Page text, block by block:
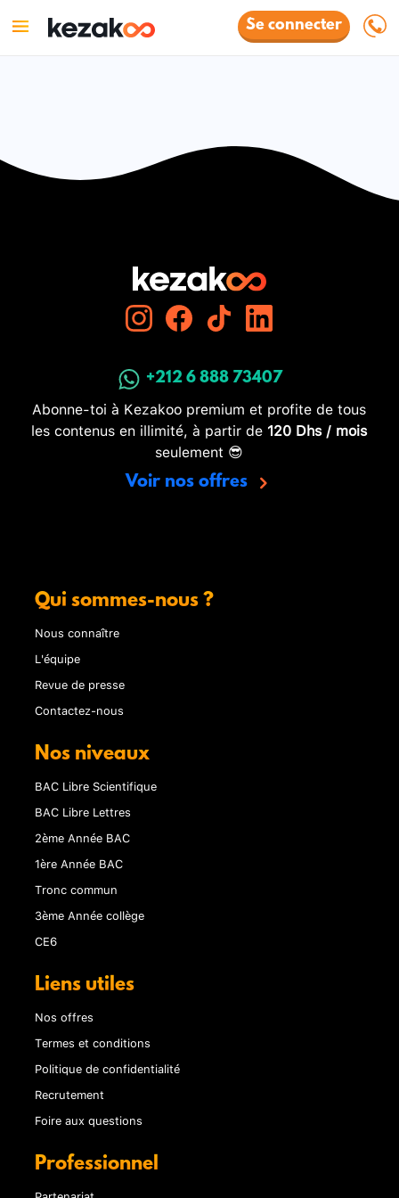
Se connecter
+212 6 888 73407
Abonne-toi à Kezakoo premium et profite de tous
les contenus en illimité, à partir de 120 Dhs / mois
seulement 😎
Voir nos offres
Qui sommes-nous ?
Nous connaître
L'équipe
Revue de presse
Contactez-nous
Nos niveaux
BAC Libre Scientifique
BAC Libre Lettres
2ème Année BAC
1ère Année BAC
Tronc commun
3ème Année collège
CE6
Liens utiles
Nos offres
Termes et conditions
Politique de confidentialité
Recrutement
Foire aux questions
Professionnel